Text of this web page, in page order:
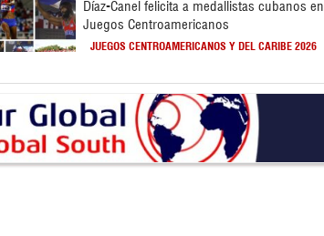
Díaz-Canel felicita a medallistas cubanos en
Juegos Centroamericanos
JUEGOS CENTROAMERICANOS Y DEL CARIBE 2026